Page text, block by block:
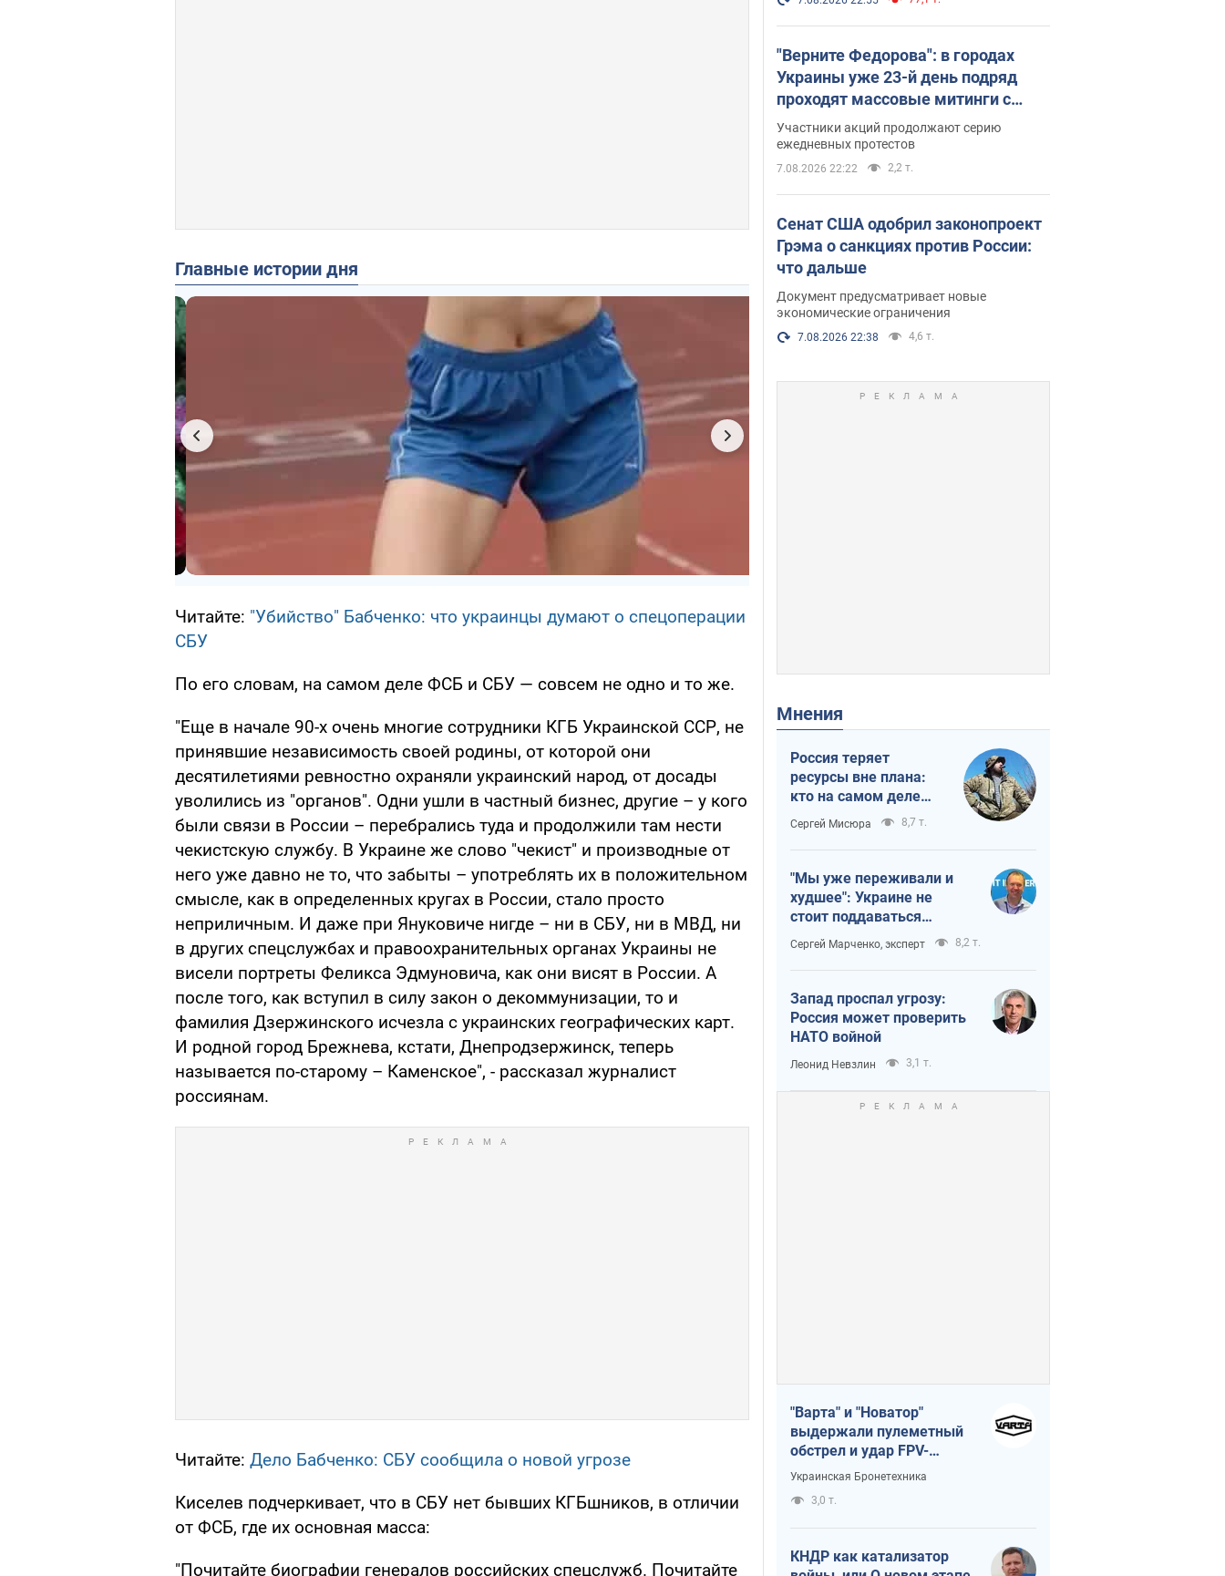
Главные истории дня
Читайте: "Убийство" Бабченко: что украинцы думают о спецоперации
СБУ
По его словам, на самом деле ФСБ и СБУ — совсем не одно и то же.
"Еще в начале 90-х очень многие сотрудники КГБ Украинской ССР, не
принявшие независимость своей родины, от которой они
десятилетиями ревностно охраняли украинский народ, от досады
уволились из "органов". Одни ушли в частный бизнес, другие – у кого
были связи в России – перебрались туда и продолжили там нести
чекистскую службу. В Украине же слово "чекист" и производные от
него уже давно не то, что забыты – употреблять их в положительном
смысле, как в определенных кругах в России, стало просто
неприличным. И даже при Януковиче нигде – ни в СБУ, ни в МВД, ни
в других спецслужбах и правоохранительных органах Украины не
висели портреты Феликса Эдмуновича, как они висят в России. А
после того, как вступил в силу закон о декоммунизации, то и
фамилия Дзержинского исчезла с украинских географических карт.
И родной город Брежнева, кстати, Днепродзержинск, теперь
называется по-старому – Каменское", - рассказал журналист
россиянам.
Читайте: Дело Бабченко: СБУ сообщила о новой угрозе
Киселев подчеркивает, что в СБУ нет бывших КГБшников, в отличии
от ФСБ, где их основная масса:
"Почитайте биографии генералов российских спецслужб. Почитайте
"Верните Федорова": в городах
Украины уже 23-й день подряд
проходят массовые митинги с
плакатами. Фото и видео
Участники акций продолжают серию
ежедневных протестов
7.08.2026 22:22 2,2 т.
Сенат США одобрил законопроект
Грэма о санкциях против России:
что дальше
Документ предусматривает новые
экономические ограничения
7.08.2026 22:38 4,6 т.
Мнения
Россия теряет
ресурсы вне плана:
кто на самом деле
диктует темп войны
Сергей Мисюра 8,7 т.
"Мы уже переживали и
худшее": Украине не
стоит поддаваться
отчаянию из-за
ракетного террора
Сергей Марченко, эксперт 8,2 т.
Запад проспал угрозу:
Россия может проверить
НАТО войной
Леонид Невзлин 3,1 т.
"Варта" и "Новатор"
выдержали пулеметный
обстрел и удар FPV-
дрона, сохранив жизнь
Украинская Бронетехника
3,0 т.
КНДР как катализатор